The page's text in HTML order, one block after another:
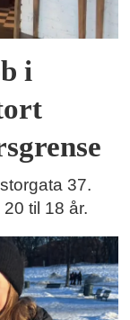
i
37.
til 18 år.